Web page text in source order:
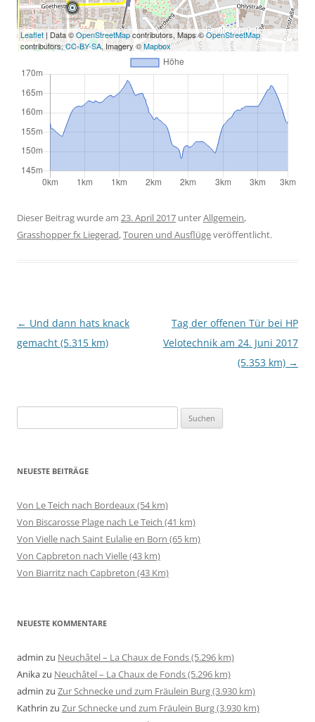
Leaflet | Data ©OpenStreetMapcontributors, Maps ©OpenStreetMap
contributors,CC-BY-SA, Imagery ©Mapbox
Dieser Beitrag wurde am 23. April 2017 unterAllgemein,
Grasshopper fx Liegerad,Touren und Ausflügeveröffentlicht.
Beitragsnavigation
← Und dann hats knack
gemacht (5.315 km)
Tag der offenen Tür bei HP
Velotechnik am 24. Juni 2017
(5.353 km) →
nach:
NEUESTE BEITRÄGE
Von Le Teich nach Bordeaux (54 km)
Von Biscarosse Plage nach Le Teich (41 km)
Von Vielle nach Saint Eulalie en Born (65 km)
Von Capbreton nach Vielle (43 km)
Von Biarritz nach Capbreton (43 Km)
NEUESTE KOMMENTARE
admin zu Neuchâtel – La Chaux de Fonds (5.296 km)
Anikazu Neuchâtel – La Chaux de Fonds (5.296 km)
admin zu Zur Schnecke und zum Fräulein Burg (3.930 km)
Kathrin zu Zur Schnecke und zum Fräulein Burg (3.930 km)